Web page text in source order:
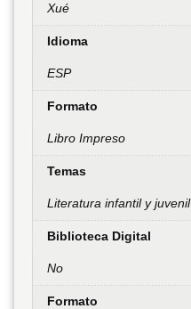
Xué
Idioma
ESP
Formato
Libro Impreso
Temas
Literatura infantil y juvenil
Biblioteca Digital
No
Formato